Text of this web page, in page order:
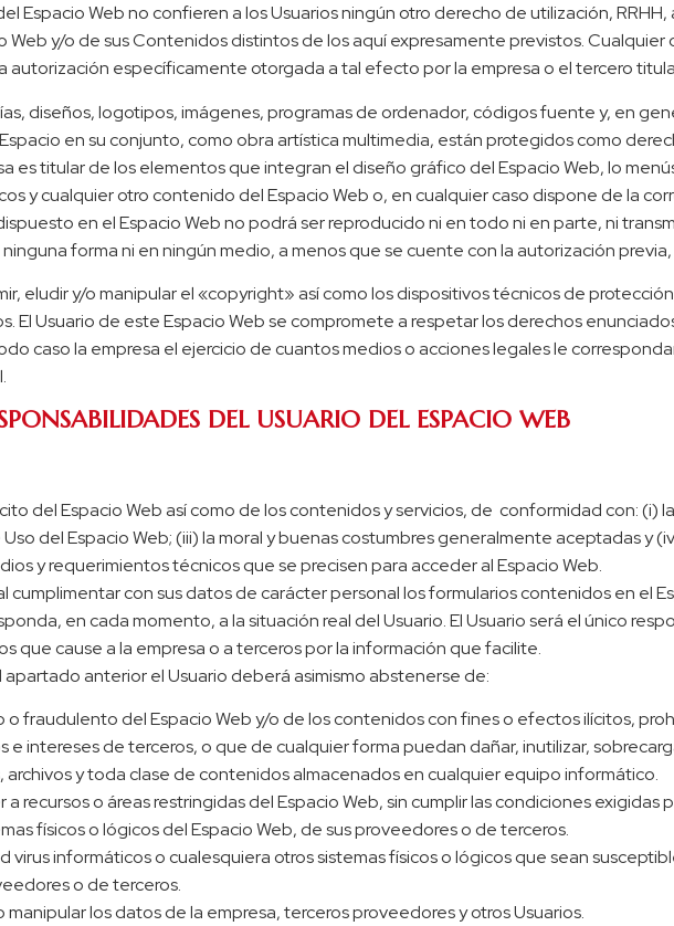
Espacio Web no confieren a los Usuarios ningún otro derecho de utilización,
Web y/o de sus Contenidos distintos de los aquí expresamente previstos.
autorización específicamente otorgada a tal efecto por la empresa o el tercero
diseños, logotipos, imágenes, programas de ordenador, códigos fuente y, en
en su conjunto, como obra artística multimedia, están protegidos como
es titular de los elementos que integran el diseño gráfico del Espacio Web, lo
y cualquier otro contenido del Espacio Web o, en cualquier caso dispone de la
en el Espacio Web no podrá ser reproducido ni en todo ni en parte, ni
forma ni en ningún medio, a menos que se cuente con la autorización
eludir y/o manipular el «copyright» así como los dispositivos técnicos de
El Usuario de este Espacio Web se compromete a respetar los derechos
caso la empresa el ejercicio de cuantos medios o acciones legales le
DEL USUARIO DEL ESPACIO WEB
del Espacio Web así como de los contenidos y servicios, de conformidad con: (i)
del Espacio Web; (iii) la moral y buenas costumbres generalmente aceptadas y
y requerimientos técnicos que se precisen para acceder al Espacio Web.
cumplimentar con sus datos de carácter personal los formularios contenidos en el
en cada momento, a la situación real del Usuario. El Usuario será el único
que cause a la empresa o a terceros por la información que facilite.
anterior el Usuario deberá asimismo abstenerse de:
o fraudulento del Espacio Web y/o de los contenidos con fines o efectos ilícitos,
e intereses de terceros, o que de cualquier forma puedan dañar, inutilizar,
archivos y toda clase de contenidos almacenados en cualquier equipo informático.
recursos o áreas restringidas del Espacio Web, sin cumplir las condiciones exigidas
físicos o lógicos del Espacio Web, de sus proveedores o de terceros.
virus informáticos o cualesquiera otros sistemas físicos o lógicos que sean
o de terceros.
los datos de la empresa, terceros proveedores y otros Usuarios.